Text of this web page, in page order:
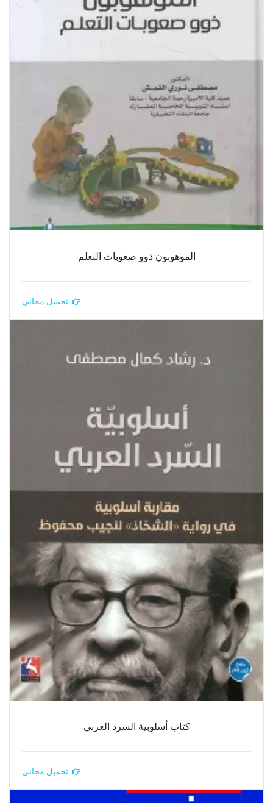
الموهوبون ذوو صعوبات التعلم
تحميل مجاني
كتاب أسلوبية السرد العربي
تحميل مجاني